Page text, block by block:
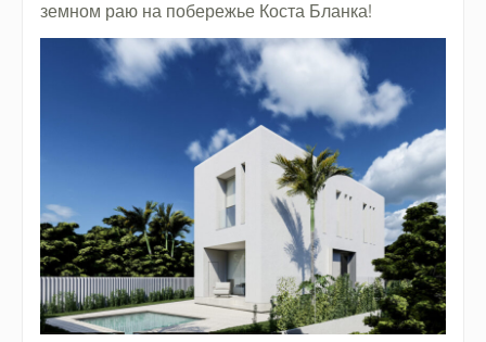
земном раю на побережье Коста Бланка!